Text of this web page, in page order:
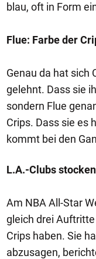
blau, oft in Form
Flue: Farbe der
Genau da hat sich
gelehnt. Dass sie
sondern Flue
Crips. Dass sie es
kommt bei den
L.A.-Clubs
Am NBA All-Star
gleich drei
Crips haben. Sie
abzusagen,